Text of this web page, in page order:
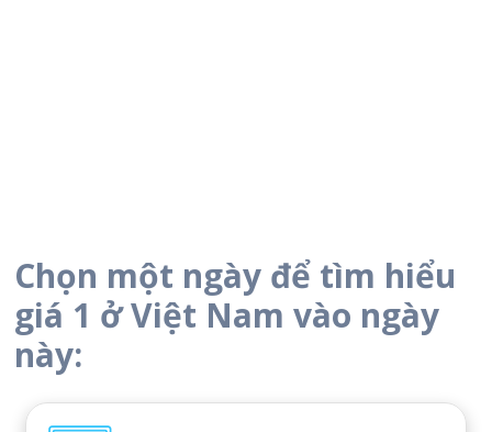
Chọn một ngày để tìm hiểu
giá 1 ở Việt Nam vào ngày
này: